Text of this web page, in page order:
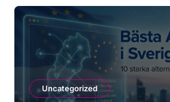
Uncategorized